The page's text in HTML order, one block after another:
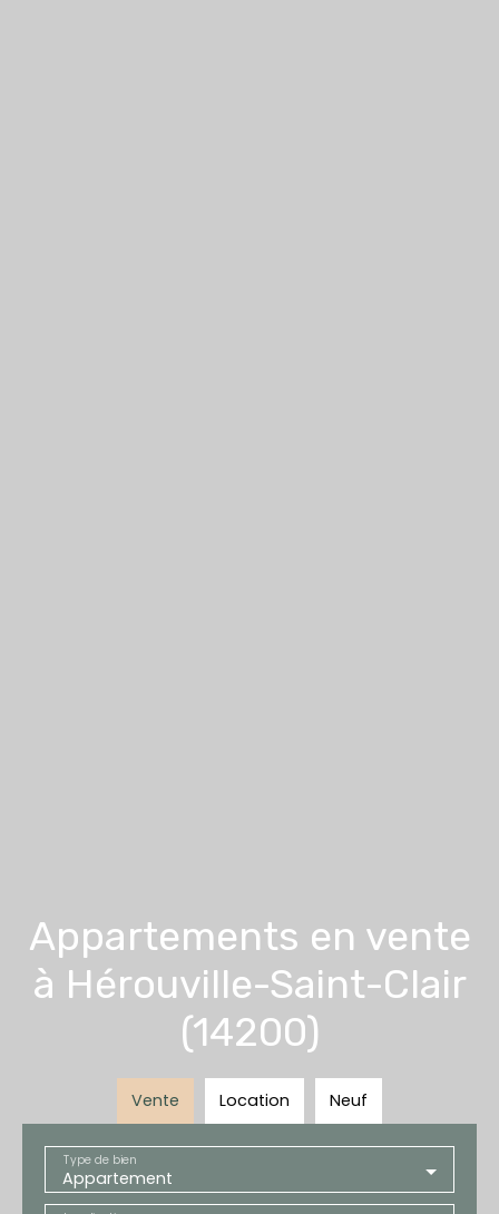
Appartements en vente
à Hérouville-Saint-Clair
(14200)
Vente Location Neuf
Appartement
Type de bien